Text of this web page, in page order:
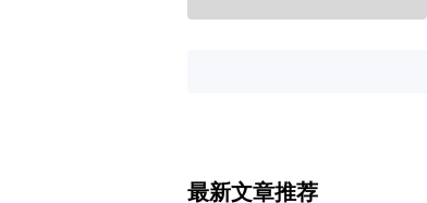
最新文章推荐